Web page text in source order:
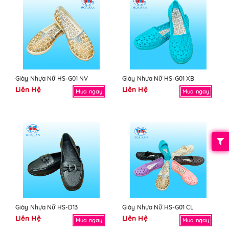
Giày Nhựa Nữ HS-G01 NV
Liên Hệ Mua ngay
Giày Nhựa Nữ HS-G01 XB
Liên Hệ Mua ngay
Giày Nhựa Nữ HS-D13
Liên Hệ Mua ngay
Giày Nhựa Nữ HS-G01 CL
Liên Hệ Mua ngay